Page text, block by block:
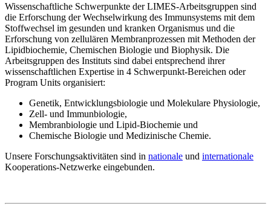
Wissenschaftliche Schwerpunkte der LIMES-Arbeitsgruppen sind
die Erforschung der Wechselwirkung des Immunsystems mit dem
Stoffwechsel im gesunden und kranken Organismus und die
Erforschung von zellulären Membranprozessen mit Methoden der
Lipidbiochemie, Chemischen Biologie und Biophysik. Die
Arbeitsgruppen des Instituts sind dabei entsprechend ihrer
wissenschaftlichen Expertise in 4 Schwerpunkt-Bereichen oder
Program Units organisiert:
Genetik, Entwicklungsbiologie und Molekulare Physiologie,
Zell- und Immunbiologie,
Membranbiologie und Lipid-Biochemie und
Chemische Biologie und Medizinische Chemie.
Unsere Forschungsaktivitäten sind in nationale und internationale
Kooperations-Netzwerke eingebunden.